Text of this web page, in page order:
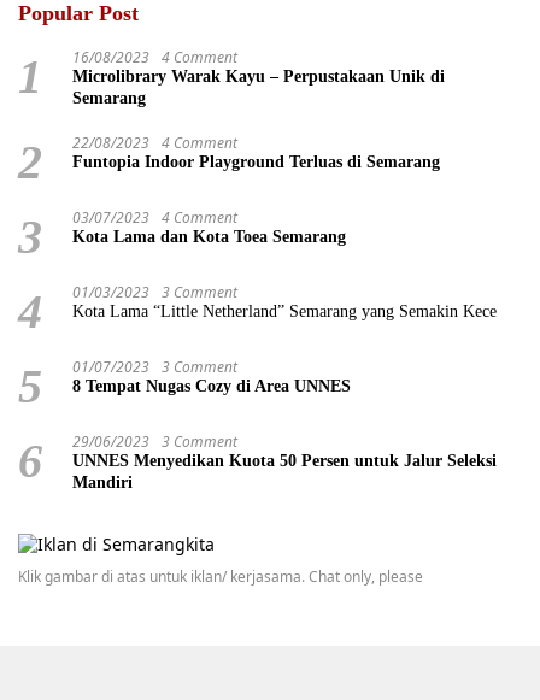
Popular Post
1 16/08/2023 4 Comment
Microlibrary Warak Kayu – Perpustakaan Unik di
Semarang
2 22/08/2023 4 Comment
Funtopia Indoor Playground Terluas di Semarang
3 03/07/2023 4 Comment
Kota Lama dan Kota Toea Semarang
4 01/03/2023 3 Comment
Kota Lama “Little Netherland” Semarang yang Semakin Kece
5 01/07/2023 3 Comment
8 Tempat Nugas Cozy di Area UNNES
6 29/06/2023 3 Comment
UNNES Menyedikan Kuota 50 Persen untuk Jalur Seleksi
Mandiri
Klik gambar di atas untuk iklan/ kerjasama. Chat only, please